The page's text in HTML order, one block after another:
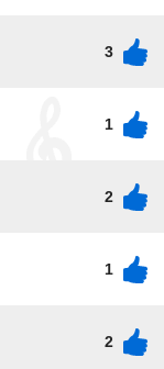
3
1
2
1
2